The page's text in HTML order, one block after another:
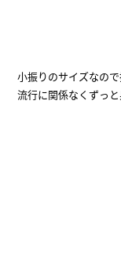
小振りのサイズなの
流行に関係なくずっ